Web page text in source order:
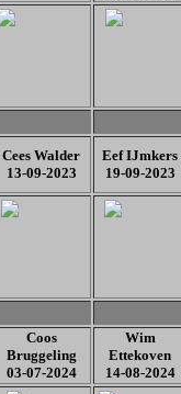
Cees Walder
13-09-2023
Eef IJmkers
19-09-2023
Coos
Bruggeling
03-07-2024
Wim
Ettekoven
14-08-2024